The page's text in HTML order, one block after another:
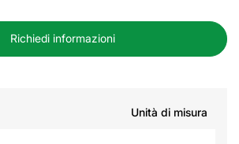
Richiedi informazioni
Unità di misura